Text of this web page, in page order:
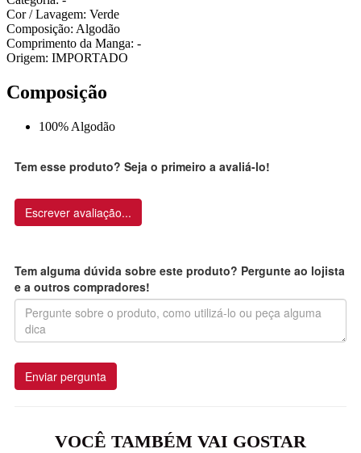
Cor / Lavagem: Verde
Composição: Algodão
Comprimento da Manga: -
Origem: IMPORTADO
Composição
100% Algodão
Tem esse produto? Seja o primeiro a avaliá-lo!
Escrever avaliação...
Tem alguma dúvida sobre este produto? Pergunte ao lojista
e a outros compradores!
Enviar pergunta
VOCÊ TAMBÉM VAI GOSTAR